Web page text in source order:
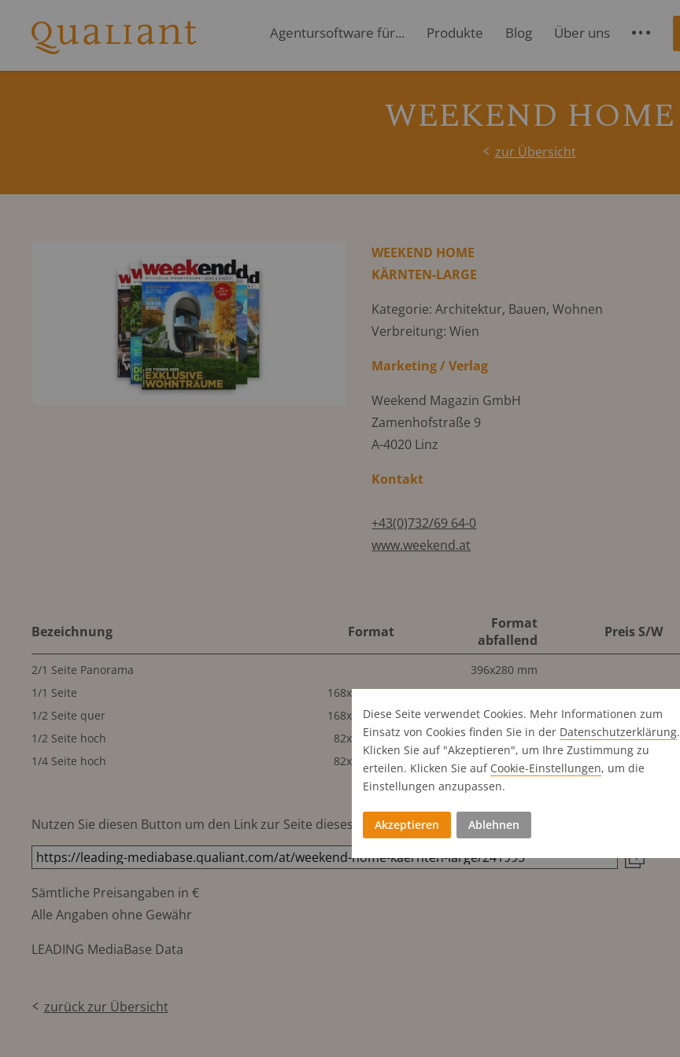
Agentursoftware für... Produkte Blog Über uns S
WEEKEND HOME
zur Übersicht
WEEKEND HOME
KÄRNTEN-LARGE
Kategorie: Architektur, Bauen, Wohnen
Verbreitung: Wien
Marketing / Verlag
Weekend Magazin GmbH
Zamenhofstraße 9
A-4020 Linz
Kontakt
+43(0)732/69 64-0
www.weekend.at
Bezeichnung Format
Format
abfallend
Preis S/W
2/1 Seite Panorama 396x280 mm
1/1 Seite
168x250 mm 198x280 mm 2.794
1/2 Seite quer
168x123 mm 198x138 mm 1.818
1/2 Seite hoch
82x250 mm 96x280 mm 1.818
1/4 Seite hoch
82x123 mm 1.022
Nutzen Sie diesen Button um den Link zur Seite dieses Titels direkt in die Zwischenablage zu kopieren
Sämtliche Preisangaben in €
Alle Angaben ohne Gewähr
LEADING MediaBase Data
zurück zur Übersicht
Diese Seite verwendet Cookies. Mehr Informationen zum
Einsatz von Cookies finden Sie in der Datenschutz­erklärung.
Klicken Sie auf "Akzeptieren", um Ihre Zustimmung zu
erteilen. Klicken Sie auf Cookie-Einstellungen, um die
Einstellungen anzupassen.
Akzeptieren Ablehnen